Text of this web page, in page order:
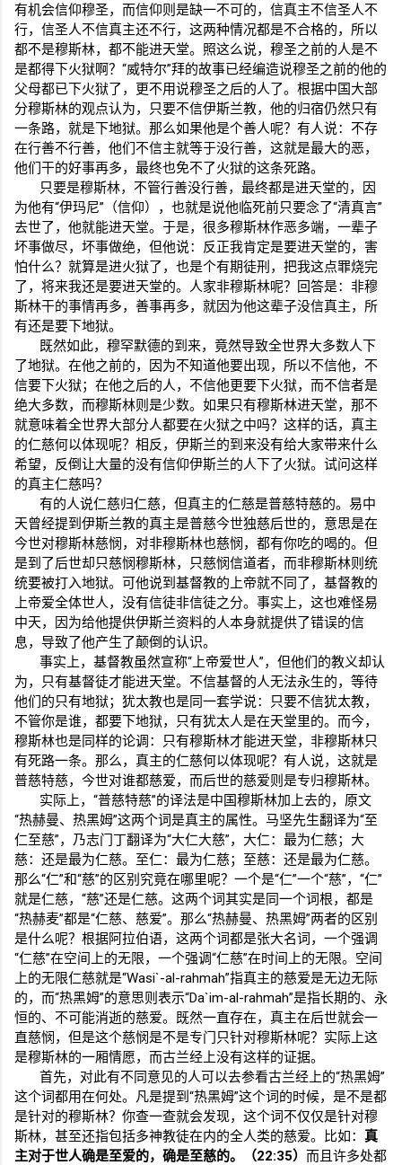
有机会信仰穆圣，而信仰则是缺一不可的，信真主不信圣人不
行，信圣人不信真主还不行，这两种情况都是不合格的，所以
都不是穆斯林，都不能进天堂。照这么说，穆圣之前的人是不
是都得下火狱啊？“威特尔”拜的故事已经编造说穆圣之前的他的
父母都已下火狱了，更不用说穆圣之后的人了。根据中国大部
分穆斯林的观点认为，只要不信伊斯兰教，他的归宿仍然只有
一条路，就是下地狱。那么如果他是个善人呢？有人说：不存
在行善不行善，他们不信主就等于没行善，这就是最大的恶，
他们干的好事再多，最终也免不了火狱的这条死路。
只要是穆斯林，不管行善没行善，最终都是进天堂的，因
为他有“伊玛尼”（信仰），也就是说他临死前只要念了“清真言”
去世了，他就能进天堂。于是，很多穆斯林作恶多端，一辈子
坏事做尽，坏事做绝，但他说：反正我肯定是要进天堂的，害
怕什么？就算是进火狱了，也是个有期徒刑，把我这点罪烧完
了，将来我还是要进天堂的。人家非穆斯林呢？回答是：非穆
斯林干的事情再多，善事再多，就因为他这辈子没信真主，所
有还是要下地狱。
既然如此，穆罕默德的到来，竟然导致全世界大多数人下
了地狱。在他之前的，因为不知道他要出现，所以不信他，不
信要下火狱；在他之后的人，不信他更要下火狱，而不信者是
绝大多数，而穆斯林则是少数。如果只有穆斯林进天堂，那不
就意味着全世界大部分人都要在火狱之中吗？这样的话，真主
的仁慈何以体现呢？相反，伊斯兰的到来没有给大家带来什么
希望，反倒让大量的没有信仰伊斯兰的人下了火狱。试问这样
的真主仁慈吗？
有的人说仁慈归仁慈，但真主的仁慈是普慈特慈的。易中
天曾经提到伊斯兰教的真主是普慈今世独慈后世的，意思是在
今世对穆斯林慈悯，对非穆斯林也慈悯，都有你吃的喝的。但
是到了后世却只慈悯穆斯林，只慈悯信道者，而非穆斯林则统
统要被打入地狱。可他说到基督教的上帝就不同了，基督教的
上帝爱全体世人，没有信徒非信徒之分。事实上，这也难怪易
中天，因为给他提供伊斯兰资料的人本身就提供了错误的信
息，导致了他产生了颠倒的认识。
事实上，基督教虽然宣称“上帝爱世人”，但他们的教义却认
为，只有基督徒才能进天堂。不信基督的人无法永生的，等待
他们的只有地狱；犹太教也是同一套学说：只要不信犹太教，
不管你是谁，都要下地狱，只有犹太人是在天堂里的。而今，
穆斯林也是同样的论调：只有穆斯林才能进天堂，非穆斯林只
有死路一条。那么，真主的仁慈何以体现呢？有人说，这就是
普慈特慈，今世对谁都慈爱，而后世的慈爱则是专归穆斯林。
实际上，“普慈特慈”的译法是中国穆斯林加上去的，原文
“热赫曼、热黑姆”这两个词是真主的属性。马坚先生翻译为“至
仁至慈”，乃志门丁翻译为“大仁大慈”，大仁：最为仁慈；大
慈：还是最为仁慈。至仁：最为仁慈；至慈：还是最为仁慈。
那么“仁”和“慈”的区别究竟在哪里呢？一个是“仁”一个“慈”，“仁”
就是仁慈，“慈”还是仁慈。这两个词其实是同一个词根，都是
“热赫麦”都是“仁慈、慈爱”。那么“热赫曼、热黑姆”两者的区别
是什么呢？根据阿拉伯语，这两个词都是张大名词，一个强调
“仁慈”在空间上的无限，一个强调“仁慈”在时间上的无限。空间
上的无限仁慈就是“Wasi`-al-rahmah”指真主的慈爱是无边无际
的，而“热黑姆”的意思则表示“Da`im-al-rahmah”是指长期的、永
恒的、不可能消逝的慈爱。既然一直存在，真主在后世就会一
直慈悯，但是这个慈悯是不是专门只针对穆斯林呢？实际上这
是穆斯林的一厢情愿，而古兰经上没有这样的证据。
首先，对此有不同意见的人可以去参看古兰经上的“热黑姆”
这个词都用在何处。凡是提到“热黑姆”这个词的时候，是不是都
是针对的穆斯林？你查一查就会发现，这个词不仅仅是针对穆
斯林，甚至还指包括多神教徒在内的全人类的慈爱。比如： 真
主对于世人确是至爱的，确是至慈的。（22:35） 而且许多处都